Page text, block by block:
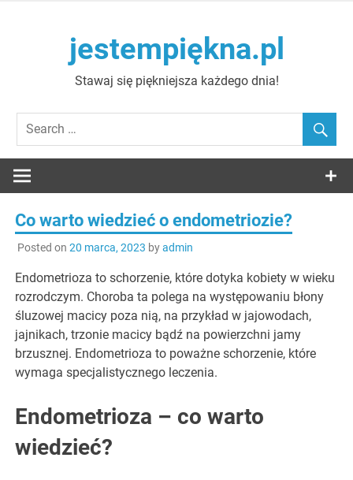
jestempiękna.pl
Stawaj się piękniejsza każdego dnia!
Co warto wiedzieć o endometriozie?
Posted on 20 marca, 2023 byadmin
Endometrioza to schorzenie, które dotyka kobiety w wieku
rozrodczym. Choroba ta polega na występowaniu błony
śluzowej macicy poza nią, na przykład w jajowodach,
jajnikach, trzonie macicy bądź na powierzchni jamy
brzusznej. Endometrioza to poważne schorzenie, które
wymaga specjalistycznego leczenia.
Endometrioza – co warto
wiedzieć?